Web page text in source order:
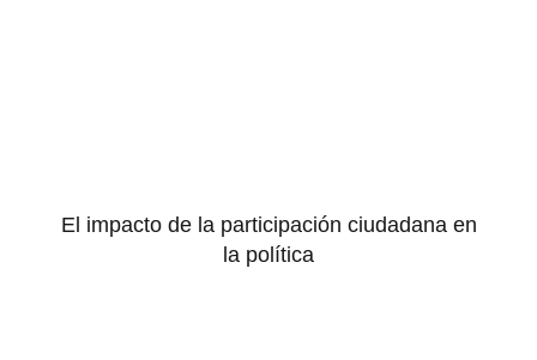
El impacto de la participación ciudadana en
la política